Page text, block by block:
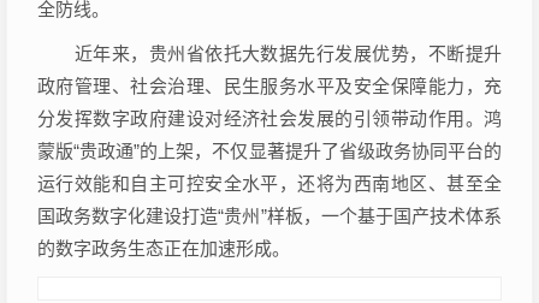
全防线。
近年来，贵州省依托大数据先行发展优势，不断提升
政府管理、社会治理、民生服务水平及安全保障能力，充
分发挥数字政府建设对经济社会发展的引领带动作用。鸿
蒙版“贵政通”的上架，不仅显著提升了省级政务协同平台的
运行效能和自主可控安全水平，还将为西南地区、甚至全
国政务数字化建设打造“贵州”样板，一个基于国产技术体系
的数字政务生态正在加速形成。